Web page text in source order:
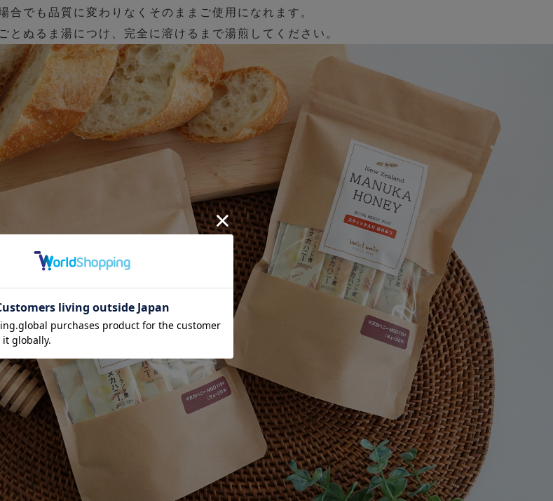
合でも品質に変わりなくそのままご使用になれます。
とぬるま湯につけ、完全に溶けるまで湯煎してください。